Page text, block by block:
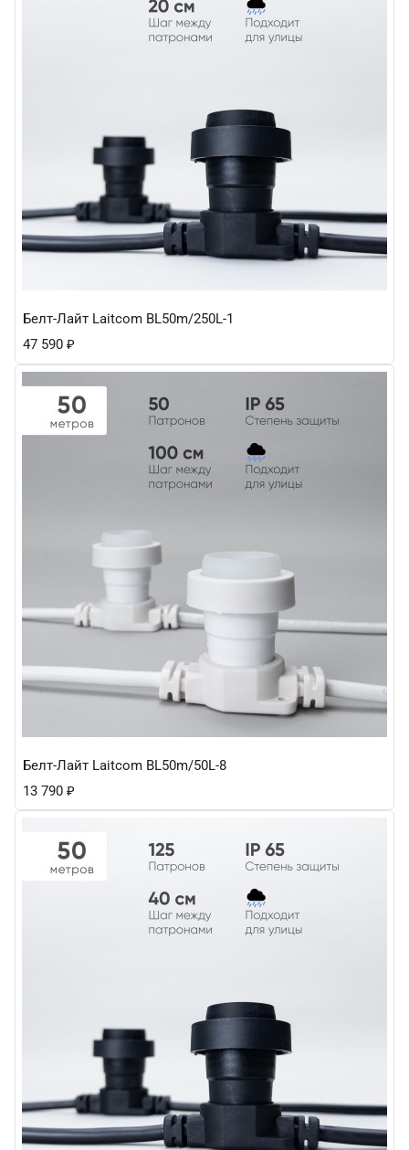
Белт-Лайт Laitcom BL50m/250L-1
47 590 ₽
Белт-Лайт Laitcom BL50m/50L-8
13 790 ₽